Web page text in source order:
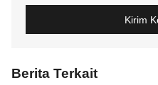
Berita Terkait